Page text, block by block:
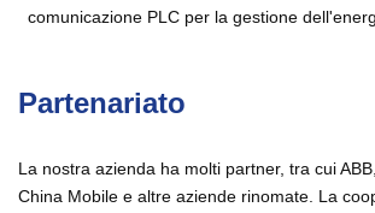
comunicazione PLC per la gestione
Partenariato
La nostra azienda ha molti partner, tra cui
China Mobile e altre aziende rinomate. La